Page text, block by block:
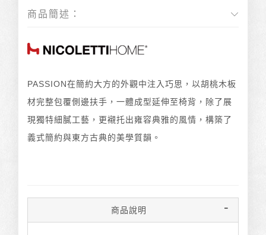
商品簡述：
PASSION在簡約大方的外觀中注入巧思，以胡桃木板
材完整包覆側邊扶手，一體成型延伸至椅背，除了展
現獨特細膩工藝，更襯托出雍容典雅的風情，構築了
義式簡約與東方古典的美學質韻。
商品說明